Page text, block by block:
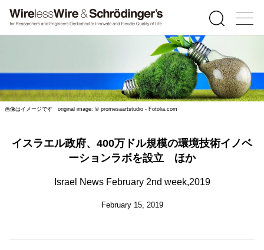
画像はイメージです original image: © promesaartstudio - Fotolia.com
イスラエル政府、400万ドル規模の環境技術イノベ
ーションラボを設立 ほか
Israel News February 2nd week,2019
February 15, 2019